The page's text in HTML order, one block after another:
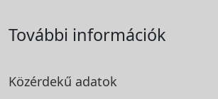
További információk
Közérdekű adatok